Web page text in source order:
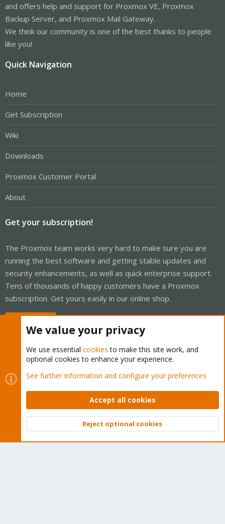
and offers help and support for Proxmox VE, Proxmox
Backup Server, and Proxmox Mail Gateway.
We think our community is one of the best thanks to people
like you!
Quick Navigation
Home
Get Subscription
Wiki
Downloads
Proxmox Customer Portal
About
Get your subscription!
The Proxmox team works very hard to make sure you are
running the best software and getting stable updates and
security enhancements, as well as quick enterprise support.
Tens of thousands of happy customers have a Proxmox
subscription. Get yours easily in our online shop.
Cookies
Proxmox Support Forum - Light Mode
Contact us
Terms and rules Privacy policy Help Home
Community platform by XenForo © 2010-2026 XenForo Ltd.
Top
We value your privacy
We use essential cookies to make this site work, and
optional cookies to enhance your experience.
See further information and configure your preferences
Accept all cookies
Reject optional cookies